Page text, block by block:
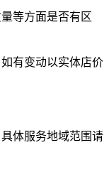
等方面是否有区
有变动以实体店价
体服务地域范围请